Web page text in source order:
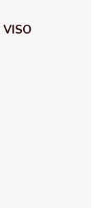
VISO